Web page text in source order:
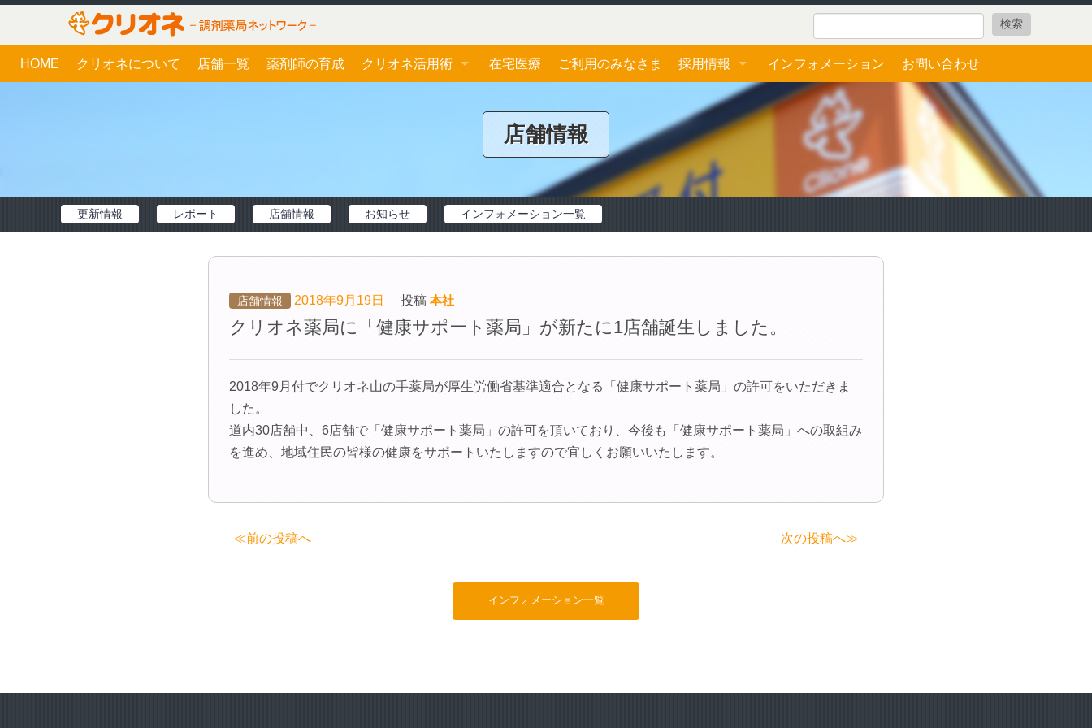
HOME クリオネについて 店舗一覧 薬剤師の育成 クリオネ活用術 在宅医療 ご利用のみなさま 採用情報
応募フォーム
インフォメーション お問い合わせ
店舗情報
更新情報 レポート 店舗情報 お知らせ インフォメーション一覧
店舗情報 2018年9月19日 投稿 本社
クリオネ薬局に「健康サポート薬局」が新たに1店舗誕生しました。
2018年9月付でクリオネ山の手薬局が厚生労働省基準適合となる「健康サポート薬局」の許可をいただきま
した。
道内30店舗中、6店舗で「健康サポート薬局」の許可を頂いており、今後も「健康サポート薬局」への取組み
を進め、地域住民の皆様の健康をサポートいたしますので宜しくお願いいたします。
投
≪前の投稿へ 次の投稿へ≫
インフォメーション一覧